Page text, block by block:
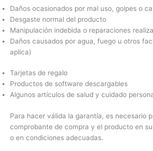
Daños ocasionados por mal uso, golpes o
Desgaste normal del producto
Manipulación indebida o reparaciones
Daños causados por agua, fuego u otros
aplica)
Tarjetas de regalo
Productos de software descargables
Algunos artículos de salud y cuidado
Para hacer válida la garantía, es necesario
comprobante de compra y el producto en
o en condiciones adecuadas.